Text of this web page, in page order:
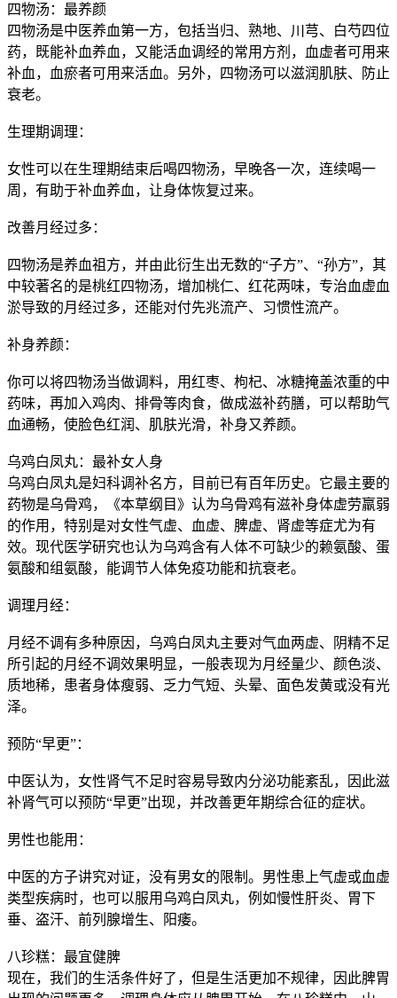
四物汤：最养颜
四物汤是中医养血第一方，包括当归、熟地、川芎、白芍四位
药，既能补血养血，又能活血调经的常用方剂，血虚者可用来
补血，血瘀者可用来活血。另外，四物汤可以滋润肌肤、防止
衰老。
生理期调理：
女性可以在生理期结束后喝四物汤，早晚各一次，连续喝一
周，有助于补血养血，让身体恢复过来。
改善月经过多：
四物汤是养血祖方，并由此衍生出无数的“子方”、“孙方”，其
中较著名的是桃红四物汤，增加桃仁、红花两味，专治血虚血
淤导致的月经过多，还能对付先兆流产、习惯性流产。
补身养颜：
你可以将四物汤当做调料，用红枣、枸杞、冰糖掩盖浓重的中
药味，再加入鸡肉、排骨等肉食，做成滋补药膳，可以帮助气
血通畅，使脸色红润、肌肤光滑，补身又养颜。
乌鸡白凤丸：最补女人身
乌鸡白凤丸是妇科调补名方，目前已有百年历史。它最主要的
药物是乌骨鸡，《本草纲目》认为乌骨鸡有滋补身体虚劳羸弱
的作用，特别是对女性气虚、血虚、脾虚、肾虚等症尤为有
效。现代医学研究也认为乌鸡含有人体不可缺少的赖氨酸、蛋
氨酸和组氨酸，能调节人体免疫功能和抗衰老。
调理月经：
月经不调有多种原因，乌鸡白凤丸主要对气血两虚、阴精不足
所引起的月经不调效果明显，一般表现为月经量少、颜色淡、
质地稀，患者身体瘦弱、乏力气短、头晕、面色发黄或没有光
泽。
预防“早更”：
中医认为，女性肾气不足时容易导致内分泌功能紊乱，因此滋
补肾气可以预防“早更”出现，并改善更年期综合征的症状。
男性也能用：
中医的方子讲究对证，没有男女的限制。男性患上气虚或血虚
类型疾病时，也可以服用乌鸡白凤丸，例如慢性肝炎、胃下
垂、盗汗、前列腺增生、阳痿。
八珍糕：最宜健脾
现在，我们的生活条件好了，但是生活更加不规律，因此脾胃